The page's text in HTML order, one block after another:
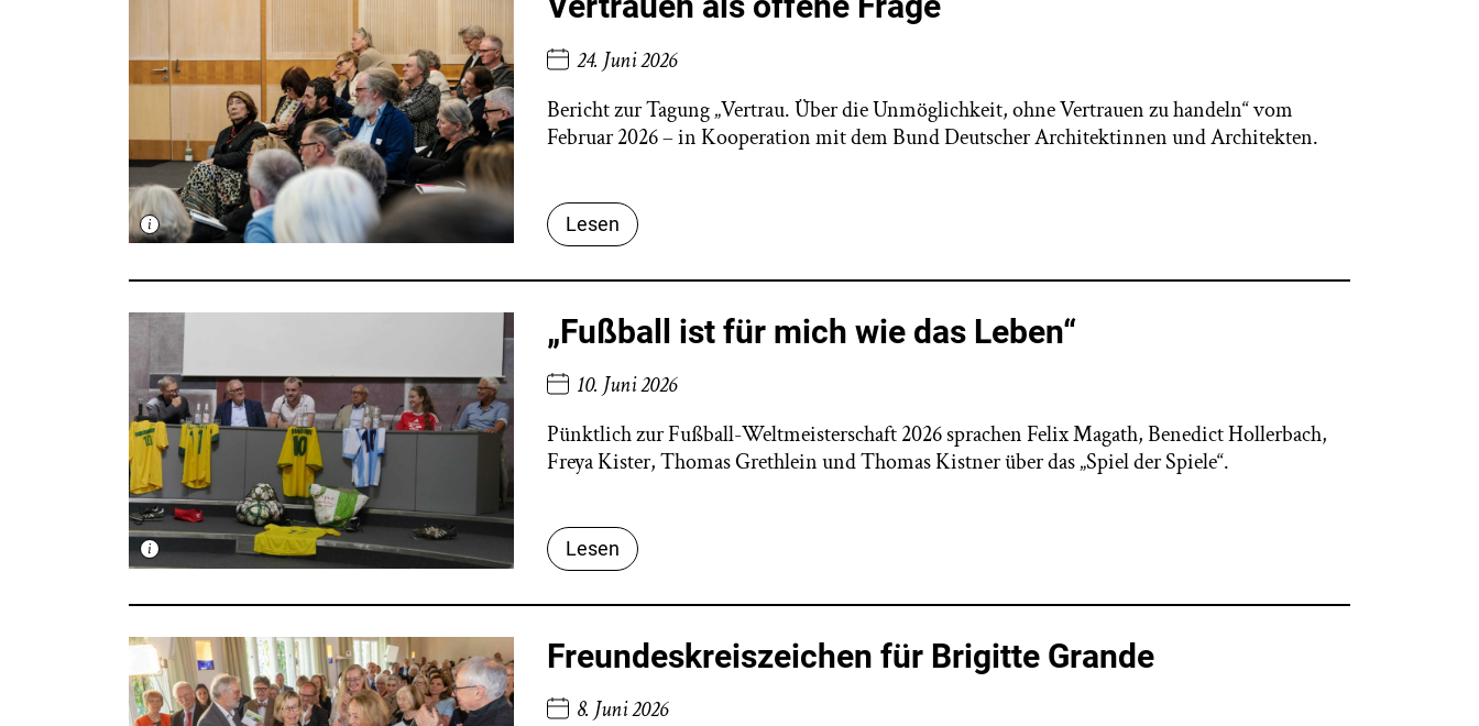
24. Juni 2026
Bericht zur Tagung „Vertrau. Über die Unmöglichkeit, ohne Vertrauen zu handeln“ vom
Februar 2026 – in Kooperation mit dem Bund Deutscher Architektinnen und Architekten.
Lesen
„Fußball ist für mich wie das Leben“
10. Juni 2026
Pünktlich zur Fußball-Weltmeisterschaft 2026 sprachen Felix Magath, Benedict Hollerbach,
Freya Kister, Thomas Grethlein und Thomas Kistner über das „Spiel der Spiele“.
Lesen
Freundeskreiszeichen für Brigitte Grande
8. Juni 2026